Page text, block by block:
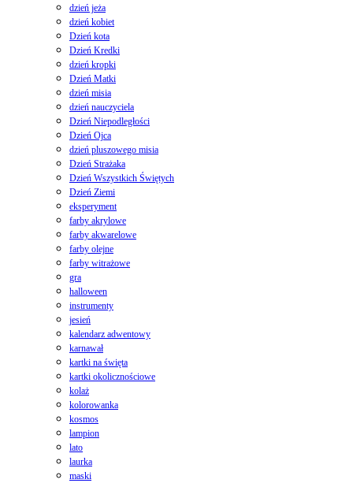
dzień jeża
dzień kobiet
Dzień kota
Dzień Kredki
dzień kropki
Dzień Matki
dzień misia
dzień nauczyciela
Dzień Niepodległości
Dzień Ojca
dzień pluszowego misia
Dzień Strażaka
Dzień Wszystkich Świętych
Dzień Ziemi
eksperyment
farby akrylowe
farby akwarelowe
farby olejne
farby witrażowe
gra
halloween
instrumenty
jesień
kalendarz adwentowy
karnawał
kartki na święta
kartki okolicznościowe
kolaż
kolorowanka
kosmos
lampion
lato
laurka
maski